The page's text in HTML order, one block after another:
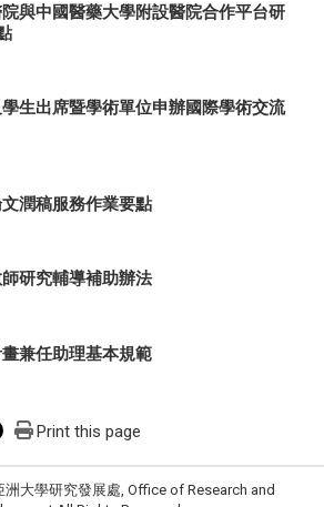
與中國醫藥大學附設醫院合作平台研
生出席暨學術單位申辦國際學術交流
潤稿服務作業要點
研究輔導補助辦法
兼任助理基本規範
Print this page
大學研究發展處, Office of Research and